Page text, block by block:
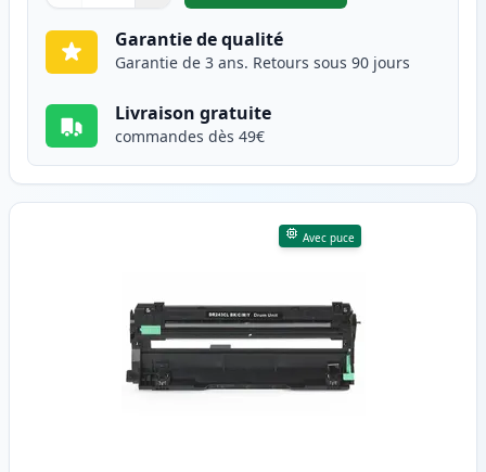
Garantie de qualité
Garantie de 3 ans. Retours sous 90 jours
Livraison gratuite
commandes dès 49€
Avec puce